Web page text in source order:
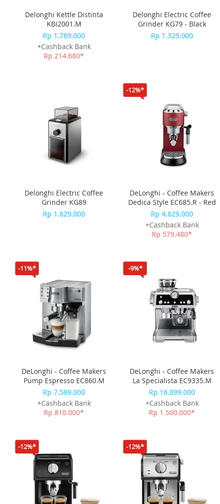
Delonghi Kettle Distinta
KBI2001.M
Rp 1.789.000
+Cashback Bank
Rp 214.680*
Delonghi Electric Coffee
Grinder KG79 - Black
Rp 1.329.000
Delonghi Electric Coffee
Grinder KG89
Rp 1.629.000
-12%*
DeLonghi - Coffee Makers
Dedica Style EC685.R - Red
Rp 4.829.000
+Cashback Bank
Rp 579.480*
-11%*
DeLonghi - Coffee Makers
Pump Espresso EC860.M
Rp 7.589.000
+Cashback Bank
Rp 810.000*
-9%*
DeLonghi - Coffee Makers
La Specialista EC9335.M
Rp 16.099.000
+Cashback Bank
Rp 1.500.000*
-12%* -12%*